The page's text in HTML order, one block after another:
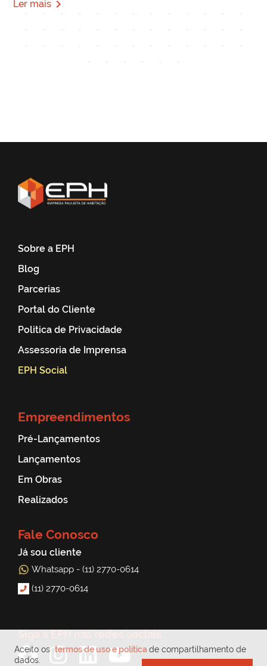
Ler mais navigate_next
Sobre a EPH
Blog
Parcerias
Portal do Cliente
Politica de Privacidade
Assessoria de Imprensa
EPH Social
Empreendimentos
Pré-Lançamentos
Lançamentos
Em Obras
Realizados
Fale Conosco
Já sou cliente
Whatsapp - (11) 2770-0614
(11) 2770-0614
Aceito os termos de uso e políticade compartilhamento de
dados.